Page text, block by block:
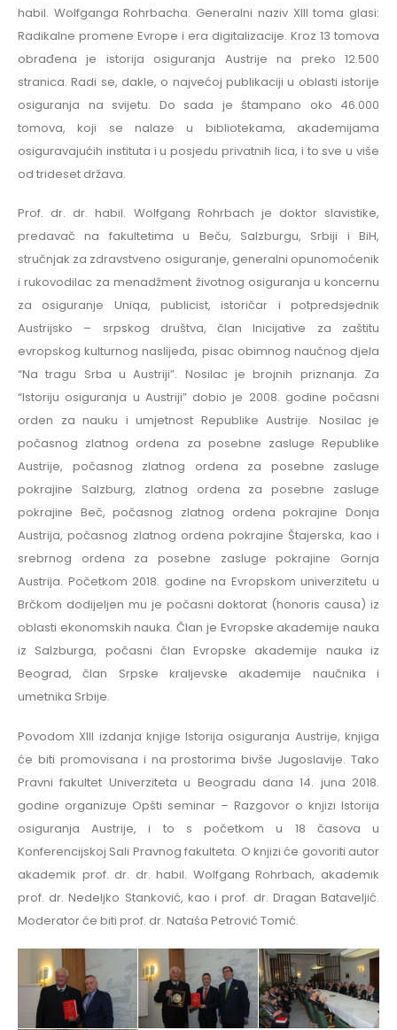
habil. Wolfganga Rohrbacha. Generalni naziv XIII toma glasi:
Radikalne promene Evrope i era digitalizacije. Kroz 13 tomova
obrađena je istorija osiguranja Austrije na preko 12.500
stranica. Radi se, dakle, o najvećoj publikaciji u oblasti istorije
osiguranja na svijetu. Do sada je štampano oko 46.000
tomova, koji se nalaze u bibliotekama, akademijama
osiguravajućih instituta i u posjedu privatnih lica, i to sve u više
od trideset država.
Prof. dr. dr. habil. Wolfgang Rohrbach je doktor slavistike,
predavač na fakultetima u Beču, Salzburgu, Srbiji i BiH,
stručnjak za zdravstveno osiguranje, generalni opunomoćenik
i rukovodilac za menadžment životnog osiguranja u koncernu
za osiguranje Uniqa, publicist, istoričar i potpredsjednik
Austrijsko – srpskog društva, član Inicijative za zaštitu
evropskog kulturnog naslijeđa, pisac obimnog naučnog djela
“Na tragu Srba u Austriji”. Nosilac je brojnih priznanja. Za
“Istoriju osiguranja u Austriji” dobio je 2008. godine počasni
orden za nauku i umjetnost Republike Austrije. Nosilac je
počasnog zlatnog ordena za posebne zasluge Republike
Austrije, počasnog zlatnog ordena za posebne zasluge
pokrajine Salzburg, zlatnog ordena za posebne zasluge
pokrajine Beč, počasnog zlatnog ordena pokrajine Donja
Austrija, počasnog zlatnog ordena pokrajine Štajerska, kao i
srebrnog ordena za posebne zasluge pokrajine Gornja
Austrija. Početkom 2018. godine na Evropskom univerzitetu u
Brčkom dodijeljen mu je počasni doktorat (honoris causa) iz
oblasti ekonomskih nauka. Član je Evropske akademije nauka
iz Salzburga, počasni član Evropske akademije nauka iz
Beograd, član Srpske kraljevske akademije naučnika i
umetnika Srbije.
Povodom XIII izdanja knjige Istorija osiguranja Austrije, knjiga
će biti promovisana i na prostorima bivše Jugoslavije. Tako
Pravni fakultet Univerziteta u Beogradu dana 14. juna 2018.
godine organizuje Opšti seminar – Razgovor o knjizi Istorija
osiguranja Austrije, i to s početkom u 18 časova u
Konferencijskoj Sali Pravnog fakulteta. O knjizi će govoriti autor
akademik prof. dr. dr. habil. Wolfgang Rohrbach, akademik
prof. dr. Nedeljko Stanković, kao i prof. dr. Dragan Bataveljić.
Moderator će biti prof. dr. Nataša Petrović Tomić.